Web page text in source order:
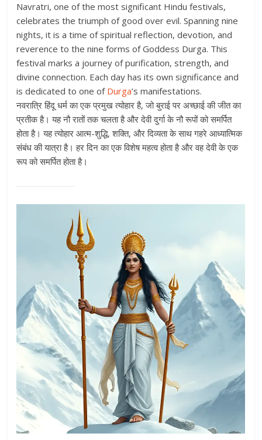
Navratri, one of the most significant Hindu festivals,
celebrates the triumph of good over evil. Spanning nine
nights, it is a time of spiritual reflection, devotion, and
reverence to the nine forms of Goddess Durga. This
festival marks a journey of purification, strength, and
divine connection. Each day has its own significance and
is dedicated to one of Durga’s manifestations.
नवरात्रि हिंदू धर्म का एक प्रमुख त्योहार है, जो बुराई पर अच्छाई की जीत का
प्रतीक है। यह नौ रातों तक चलता है और देवी दुर्गा के नौ रूपों को समर्पित
होता है। यह त्योहार आत्म-शुद्धि, शक्ति, और दिव्यता के साथ गहरे आध्यात्मिक
संबंध की यात्रा है। हर दिन का एक विशेष महत्व होता है और वह देवी के एक
रूप को समर्पित होता है।